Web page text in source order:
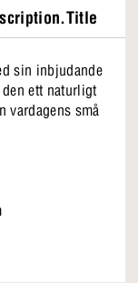
sin inbjudande
ett naturligt
vardagens små